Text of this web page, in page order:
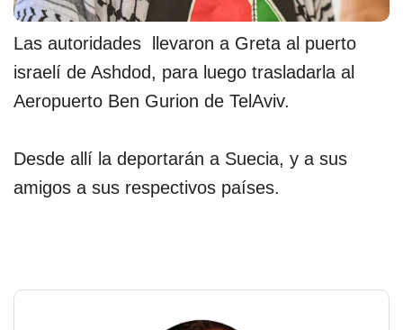
Las autoridades llevaron a Greta al puerto
israelí de Ashdod, para luego trasladarla al
Aeropuerto Ben Gurion de TelAviv.
Desde allí la deportarán a Suecia, y a sus
amigos a sus respectivos países.